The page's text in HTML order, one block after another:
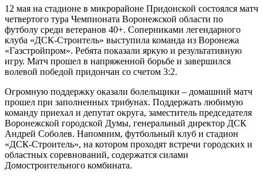
12 мая на стадионе в микрорайоне Придонской состоялся матч
четвертого тура Чемпионата Воронежской области по
футболу среди ветеранов 40+. Соперниками легендарного
клуба «ДСК-Строитель» выступила команда из Воронежа
«Газстройпром». Ребята показали яркую и результативную
игру. Матч прошел в напряженной борьбе и завершился
волевой победой придончан со счетом 3:2.
Огромную поддержку оказали болельщики – домашний матч
прошел при заполненных трибунах. Поддержать любимую
команду приехал и депутат округа, заместитель председателя
Воронежской городской Думы, генеральный директор ДСК
Андрей Соболев. Напомним, футбольный клуб и стадион
«ДСК-Строитель», на котором проходят встречи городских и
областных соревнований, содержатся силами
Домостроительного комбината.